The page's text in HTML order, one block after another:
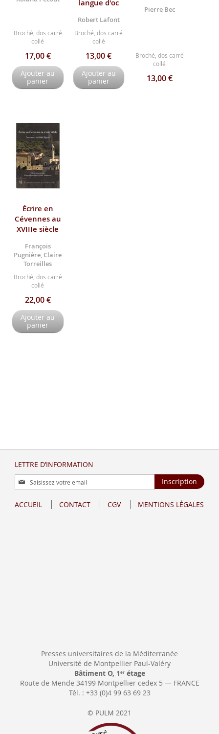
Broché, dos carré
collé
17,00 €
Ajouter au
panier
langue d'oc
Robert Lafont
Broché, dos carré
collé
13,00 €
Ajouter au
panier
Pierre Bec
Broché, dos carré
collé
13,00 €
Écrire en
Cévennes au
XVIIIe siècle
François
Pugnière, Claire
Torreilles
Broché, dos carré
collé
22,00 €
Ajouter au
panier
LETTRE D’INFORMATION
Inscription
à
lettre
Inscription
ACCUEIL CONTACT CGV MENTIONS LÉGALES
Presses universitaires de la Méditerranée
Université de Montpellier Paul-Valéry
Bâtiment O, 1 erétage
Route de Mende 34199 Montpellier cedex 5 — FRANCE
Tél. : +33 (0)4 99 63 69 23
© PULM 2021